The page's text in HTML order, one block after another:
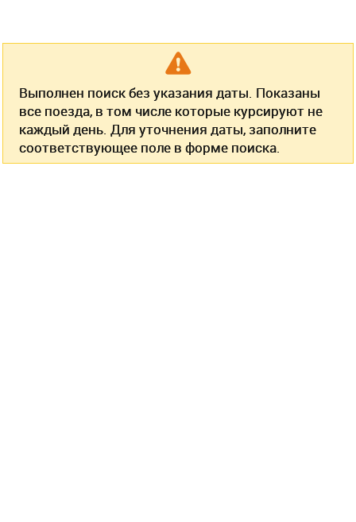
Выполнен поиск без указания даты. Показаны
все поезда, в том числе которые курсируют не
каждый день. Для уточнения даты, заполните
соответствующее поле в форме поиска.